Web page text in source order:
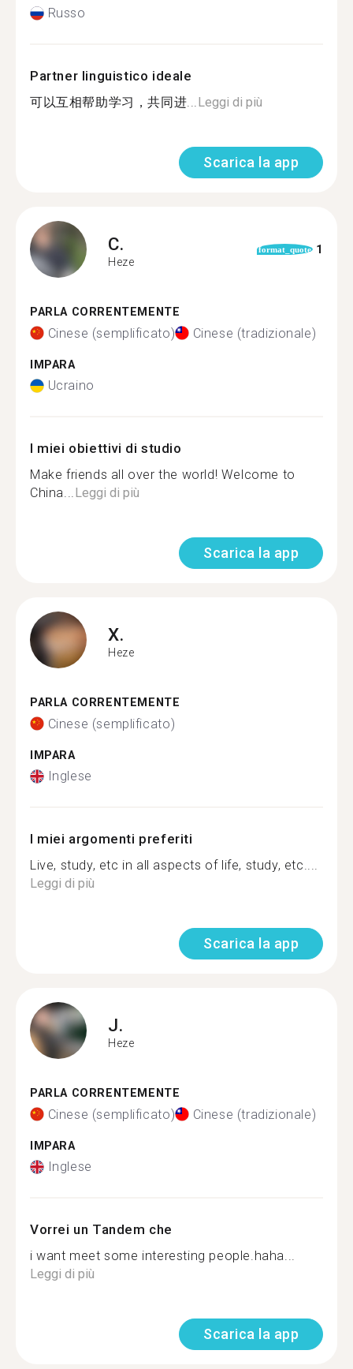
Russo
Partner linguistico ideale
可以互相帮助学习，共同进...Leggi di più
Scarica la app
C.
Heze
format_quote 1
PARLA CORRENTEMENTE
Cinese (semplificato) Cinese (tradizionale)
IMPARA
Ucraino
I miei obiettivi di studio
Make friends all over the world! Welcome to
China...Leggi di più
Scarica la app
X.
Heze
PARLA CORRENTEMENTE
Cinese (semplificato)
IMPARA
Inglese
I miei argomenti preferiti
Live, study, etc in all aspects of life, study, etc....
Leggi di più
Scarica la app
J.
Heze
PARLA CORRENTEMENTE
Cinese (semplificato) Cinese (tradizionale)
IMPARA
Inglese
Vorrei un Tandem che
i want meet some interesting people.haha...
Leggi di più
Scarica la app